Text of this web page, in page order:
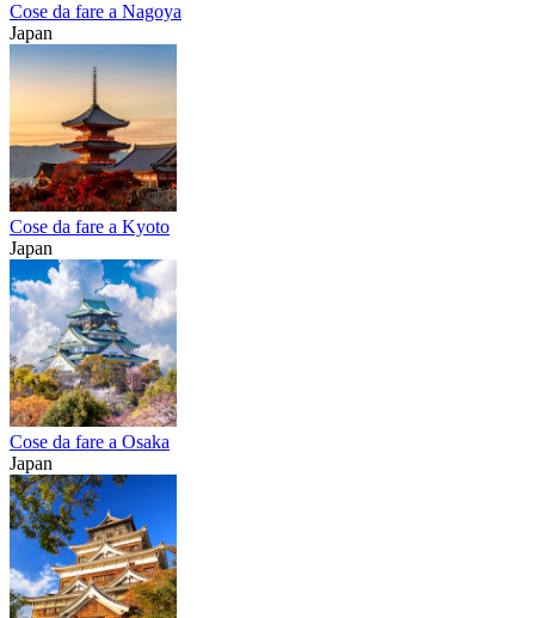
Cose da fare a Nagoya
Japan
Cose da fare a Kyoto
Japan
Cose da fare a Osaka
Japan